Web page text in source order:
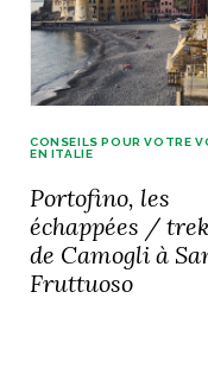
CONSEILS POUR VOTRE
EN ITALIE
Portofino, les
échappées /
de Camogli à
Fruttuoso